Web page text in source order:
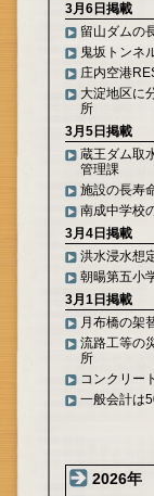
3月6日掲載
留山ダムの
鬼坂トンネ
庄内空港
大淀地区に
所
3月5日掲載
蔵王ダム取
管理課
施設の長寿
南成中学校
3月4日掲載
洪水浸水想
朝暘第五小
3月1日掲載
月布橋の架
流路工等の
所
コンクリー
一般会計は
2026年